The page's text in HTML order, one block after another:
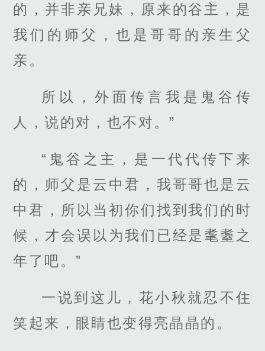
的，并非亲兄妹，原来的谷主，是
我们的师父，也是哥哥的亲生父
亲。
所以，外面传言我是鬼谷传
人，说的对，也不对。”
“鬼谷之主，是一代代传下来
的，师父是云中君，我哥哥也是云
中君，所以当初你们找到我们的时
候，才会误以为我们已经是耄耋之
年了吧。”
一说到这儿，花小秋就忍不住
笑起来，眼睛也变得亮晶晶的。